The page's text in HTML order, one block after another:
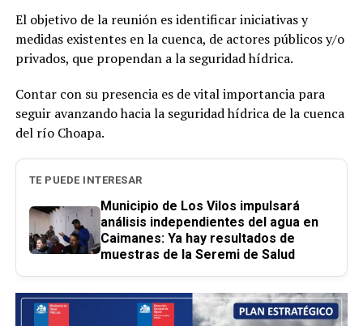
El objetivo de la reunión es identificar iniciativas y
medidas existentes en la cuenca, de actores públicos y/o
privados, que propendan a la seguridad hídrica.
Contar con su presencia es de vital importancia para
seguir avanzando hacia la seguridad hídrica de la cuenca
del río Choapa.
TE PUEDE INTERESAR
Municipio de Los Vilos impulsará
análisis independientes del agua en
Caimanes: Ya hay resultados de
muestras de la Seremi de Salud